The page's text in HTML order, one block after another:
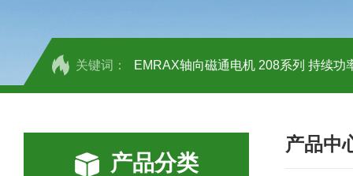
关键词： EMRAX轴向磁通电机 208系列 持续功
OEMER三相同步电机MTES 132SB/2
产品分类
产品中